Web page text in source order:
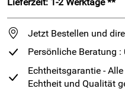
Jetzt Bestellen und
Persönliche Beratung
Echtheitsgarantie -
Echtheit und Qualität